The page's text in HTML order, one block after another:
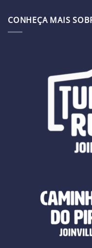
CONHEÇA MAIS